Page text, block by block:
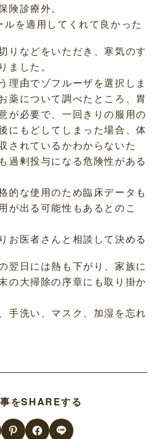
険診療外。
を適用してくれて良かった
りなどをいただき、寒気のす
ました。
理由でゾフルーザを選択しま
薬について調べたところ、胃
が必要で、一回きりの服用の
にもどしてしまった場合、体
されているかわからないた
過剰投与になる危険性がある
的な使用のため臨床データも
が出る可能性もあるとのこ
お医者さんと相談して決める
翌日には熱も下がり、家族に
の大掃除の序章にも取り掛か
手洗い、マスク、加湿を忘れ
をSHAREする